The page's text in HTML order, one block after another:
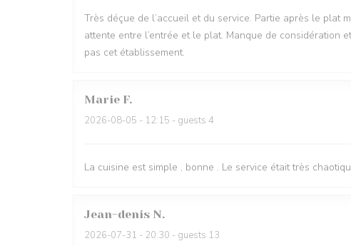
Très déçue de l’accueil et du service. Partie après le plat
attente entre l’entrée et le plat. Manque de considération
pas cet établissement.
Marie F
2026-08-05 - 12:15 - guests 4
La cuisine est simple , bonne . Le service était très
Jean-denis N
2026-07-31 - 20:30 - guests 13